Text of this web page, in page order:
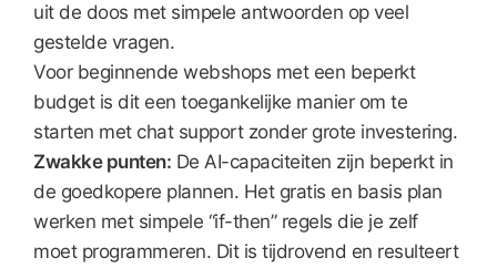
uit de doos met simpele antwoorden op veel
gestelde vragen.
Voor beginnende webshops met een beperkt
budget is dit een toegankelijke manier om te
starten met chat support zonder grote investering.
Zwakke punten: De AI-capaciteiten zijn beperkt in
de goedkopere plannen. Het gratis en basis plan
werken met simpele “if-then” regels die je zelf
moet programmeren. Dit is tijdrovend en resulteert